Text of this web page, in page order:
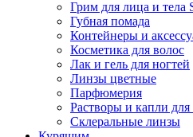
Грим для лица и тела
Губная помада
Контейнеры и
Косметика для волос
Лак и гель для ногтей
Линзы цветные
Парфюмерия
Растворы и капли для
Склеральные линзы